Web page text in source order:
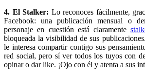
4. El Stalker: Lo reconoces fácilmente,
Facebook: una publicación mensual o
personaje en cuestión está claramente
bloqueada la visibilidad de sus
le interesa compartir contigo sus
red social, pero sí ver todos los tuyos con
opinar o dar like. ¡Ojo con él y atenta a sus